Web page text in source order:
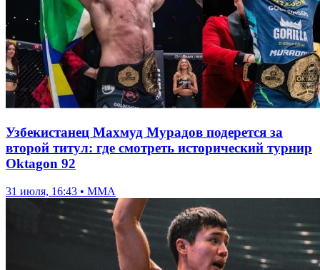
Узбекистанец Махмуд Мурадов подерется за
второй титул: где смотреть исторический турнир
Oktagon 92
31 июля, 16:43 • ММА